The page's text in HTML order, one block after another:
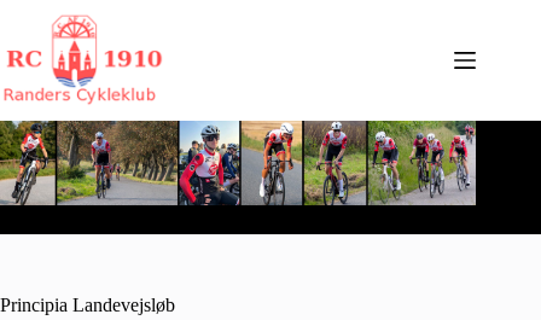
indhold
Principia Landevejsløb